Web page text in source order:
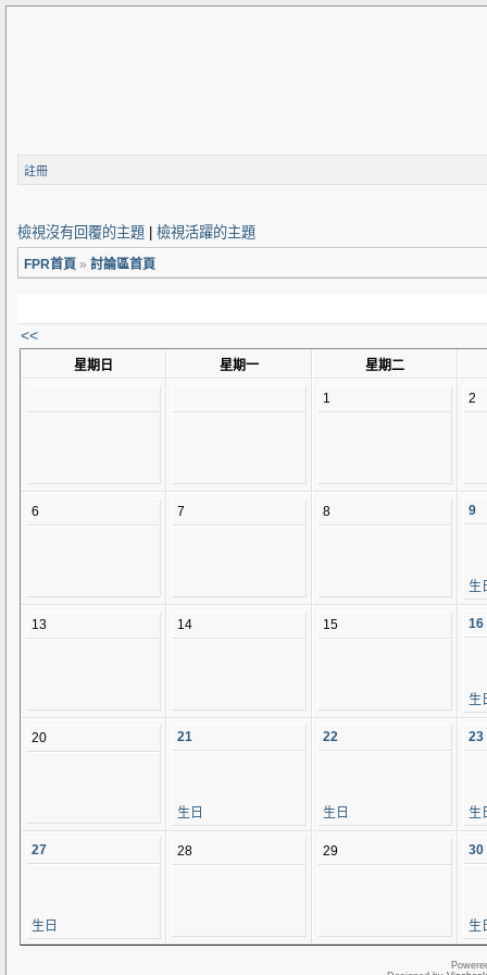
註冊
檢視沒有回覆的主題 檢視活躍的主題
FPR首頁 » 討論區首頁
<<
星期日 星期一 星期二
1 2
6 7 8 9
生
13 14 15 16
生
20 21
生日
22
生日
23
生
27
生日
28 29 30
生